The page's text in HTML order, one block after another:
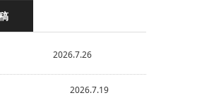
2026.7.26
度 2026.7.19